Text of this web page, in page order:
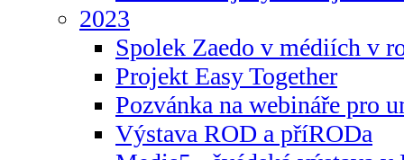
2023
Spolek Zaedo v médiích v
Projekt Easy Together
Pozvánka na webináře pro
Výstava ROD a příRODa